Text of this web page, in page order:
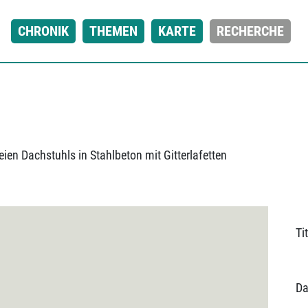
CHRONIK THEMEN KARTE RECHERCHE
Dachstuhls in Stahlbeton mit Gitterlafetten